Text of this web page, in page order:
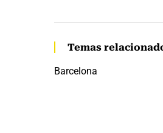
Temas
Barcelona